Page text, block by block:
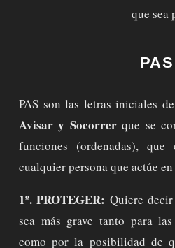
que sea
PAS
PAS son las letras iniciales
Avisar y Socorrerque se
funciones (ordenadas),
cualquier persona que actúe
1º. PROTEGER: Quiere
sea más grave tanto para
como por la posibilidad de